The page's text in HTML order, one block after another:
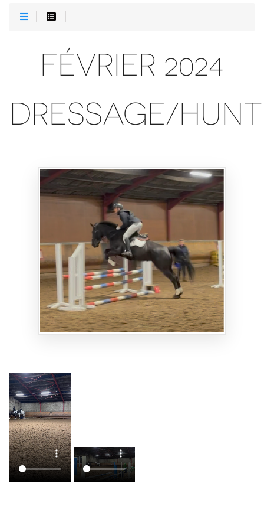
FÉVRIER 2024
DRESSAGE/